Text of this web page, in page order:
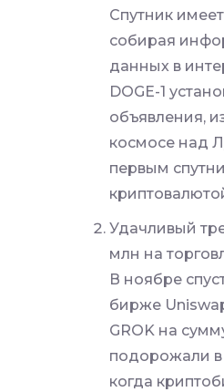
Спутник
собирая
данных в
DOGE-1
объявления,
космосе над
первым
Удачливый
млн на
В ноябре
бирже
GROK на
подорожали в
когда